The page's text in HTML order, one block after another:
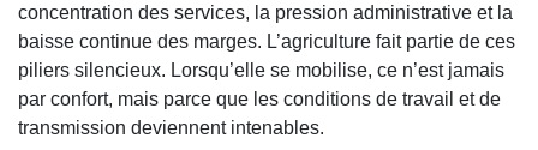
concentration des services, la pression administrative et la
baisse continue des marges. L’agriculture fait partie de ces
piliers silencieux. Lorsqu’elle se mobilise, ce n’est jamais
par confort, mais parce que les conditions de travail et de
transmission deviennent intenables.